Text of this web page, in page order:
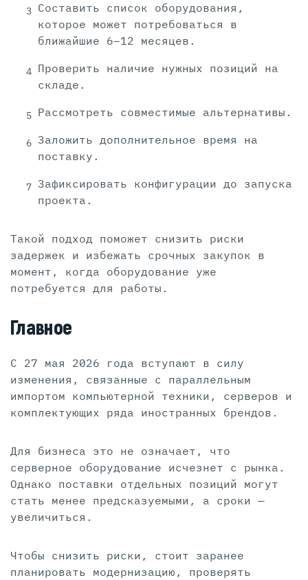
Составить список оборудования,
которое может потребоваться в
ближайшие 6–12 месяцев.
Проверить наличие нужных позиций на
складе.
Рассмотреть совместимые альтернативы.
Заложить дополнительное время на
поставку.
Зафиксировать конфигурации до запуска
проекта.
Такой подход поможет снизить риски
задержек и избежать срочных закупок в
момент, когда оборудование уже
потребуется для работы.
Главное
С 27 мая 2026 года вступают в силу
изменения, связанные с параллельным
импортом компьютерной техники, серверов и
комплектующих ряда иностранных брендов.
Для бизнеса это не означает, что
серверное оборудование исчезнет с рынка.
Однако поставки отдельных позиций могут
стать менее предсказуемыми, а сроки —
увеличиться.
Чтобы снизить риски, стоит заранее
планировать модернизацию, проверять